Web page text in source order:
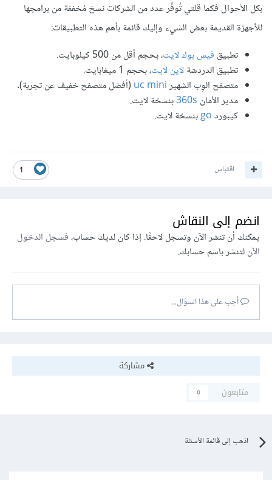
بكل الأحوال فكما قلتي تُوفّر عدد من الشركات نسخ مُخففة من برامجها
للأجهزة القديمة بعض الشيء وإليك قائمة بأهم هذه التطبيقات:
تطبيق فيس بوك لايت، بحجم أقل من 500 كيلوبايت.
تطبيق الدردشةلاين لايت، بحجم 1 ميغابايت.
متصفح الوِب الشهيرuc mini(أفضل متصفح خفيف عن تجربة).
مدير الأمان 360sبنسخة لايت.
كيبوردgoبنسخة لايت.
1 اقتباس
انضم إلى النقاش
يمكنك أن تنشر الآن وتسجل لاحقًا. إذا كان لديك حساب،فسجل الدخول
الآنلتنشر باسم حسابك.
أجب على هذا السؤال...
مشاركة
متابعون
0
اذهب إلى قائمة الأسئلة